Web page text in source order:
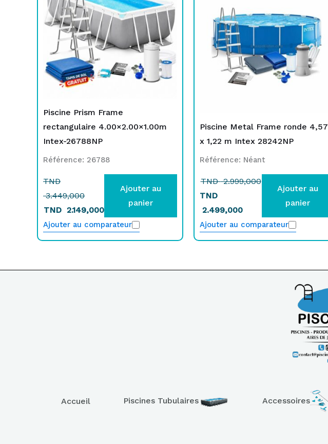
Piscine Prism Frame
rectangulaire 4.00×2.00×1.00m
Intex-26788NP
Référence: 26788
TND
3.449,000
était :
TND
3.449,000.
TND 2.149,000
est :
TND
2.149,000.
Ajouter au
panier
Ajouter au comparateur
Piscine Metal Frame ronde 4,57
x 1,22 m Intex 28242NP
Référence: Néant
TND2.999,000
était :
TND
2.999,000.
TND
2.499,000
est :
TND
2.499,000.
Ajouter au
panier
Ajouter au comparateur
Accueil Piscines Tubulaires Accessoires